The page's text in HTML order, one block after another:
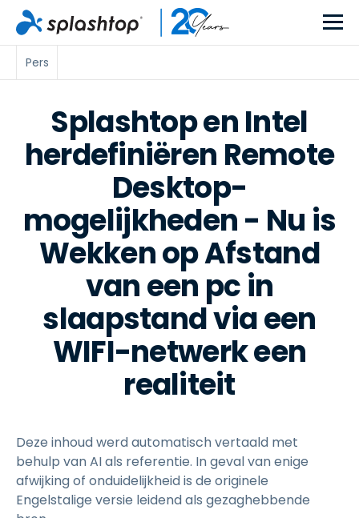
Pers
Splashtop en Intel
herdefiniëren Remote
Desktop-
mogelijkheden - Nu is
Wekken op Afstand
van een pc in
slaapstand via een
WIFI-netwerk een
realiteit
Deze inhoud werd automatisch vertaald met
behulp van AI als referentie. In geval van enige
afwijking of onduidelijkheid is de originele
Engelstalige versie leidend als gezaghebbende